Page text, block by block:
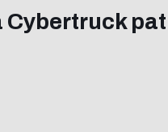
Cybertruck